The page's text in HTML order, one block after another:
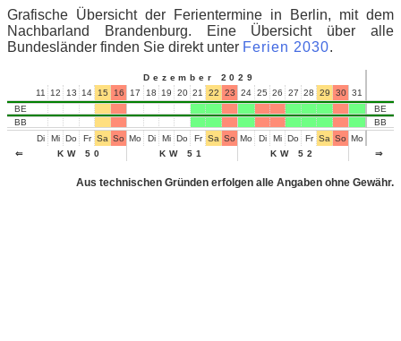
Grafische Übersicht der Ferientermine in Berlin, mit dem
Nachbarland Brandenburg. Eine Übersicht über alle
Bundesländer finden Sie direkt unter Ferien 2030.
Dezember 2029
11
12 13 14 15 16 17 18 19 20 21 22 23 24 25 26 27 28 29 30 31
Di Mi Do Fr Sa So Mo Di Mi Do Fr Sa So Mo Di Mi Do Fr Sa So Mo
KW 50
KW 51 KW 52
BE
BB
⇐
BE
BB
⇒
Aus technischen Gründen erfolgen alle Angaben ohne Gewähr.